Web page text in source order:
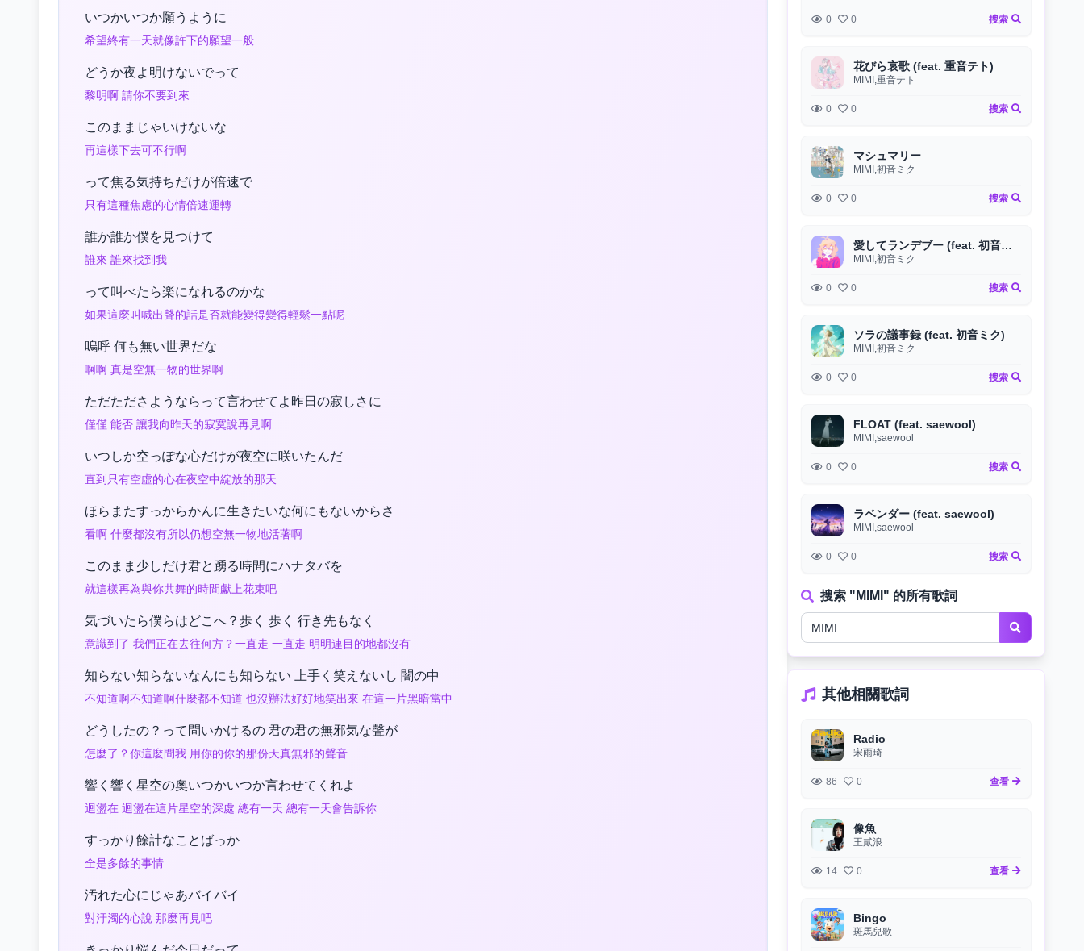
いつかいつか願うように
希望終有一天就像許下的願望一般
どうか夜よ明けないでって
黎明啊 請你不要到來
このままじゃいけないな
再這樣下去可不行啊
って焦る気持ちだけが倍速で
只有這種焦慮的心情倍速運轉
誰か誰か僕を見つけて
誰來 誰來找到我
って叫べたら楽になれるのかな
如果這麼叫喊出聲的話是否就能變得變得輕鬆一點呢
嗚呼 何も無い世界だな
啊啊 真是空無一物的世界啊
ただたださようならって言わせてよ昨日の寂しさに
僅僅 能否 讓我向昨天的寂寞說再見啊
いつしか空っぽな心だけが夜空に咲いたんだ
直到只有空虛的心在夜空中綻放的那天
ほらまたすっからかんに生きたいな何にもないからさ
看啊 什麼都沒有所以仍想空無一物地活著啊
このまま少しだけ君と踴る時間にハナタバを
就這樣再為與你共舞的時間獻上花束吧
気づいたら僕らはどこへ？歩く 歩く 行き先もなく
意識到了 我們正在去往何方？一直走 一直走 明明連目的地都沒有
知らない知らないなんにも知らない 上手く笑えないし 闇の中
不知道啊不知道啊什麼都不知道 也沒辦法好好地笑出來 在這一片黑暗當中
どうしたの？って問いかけるの 君の君の無邪気な聲が
怎麼了？你這麼問我 用你的你的那份天真無邪的聲音
響く響く星空の奧いつかいつか言わせてくれよ
迴盪在 迴盪在這片星空的深處 總有一天 總有一天會告訴你
すっかり餘計なことばっか
全是多餘的事情
汚れた心にじゃあバイバイ
對汙濁的心說 那麼再見吧
0 0 搜索
花びら哀歌 (feat. 重音テト)
MIMI,重音テト
0 0 搜索
マシュマリー
MIMI,初音ミク
0 0 搜索
愛してランデブー (feat. 初音ミク)
MIMI,初音ミク
0 0 搜索
ソラの議事録 (feat. 初音ミク)
MIMI,初音ミク
0 0 搜索
FLOAT (feat. saewool)
MIMI,saewool
0 0 搜索
ラベンダー (feat. saewool)
MIMI,saewool
0 0 搜索
搜索 "MIMI" 的所有歌詞
其他相關歌詞
Radio
宋雨琦
86 0 查看
像魚
王貳浪
14 0 查看
Bingo
斑馬兒歌